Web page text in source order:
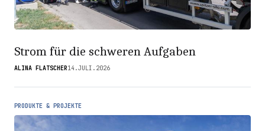
Strom für die schweren Aufgaben
ALINA FLATSCHER14.JULI.2026
PRODUKTE & PROJEKTE